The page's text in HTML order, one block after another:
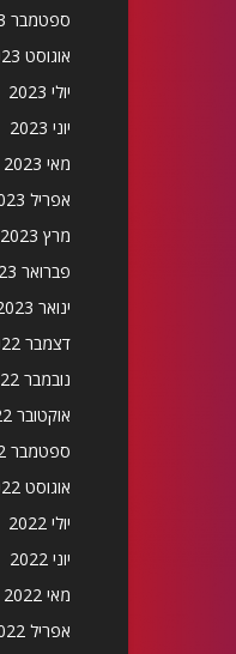
ספטמבר 2023
אוגוסט 2023
יולי 2023
יוני 2023
מאי 2023
אפריל 2023
מרץ 2023
פברואר 2023
ינואר 2023
דצמבר 2022
נובמבר 2022
אוקטובר 2022
ספטמבר 2022
אוגוסט 2022
יולי 2022
יוני 2022
מאי 2022
אפריל 2022